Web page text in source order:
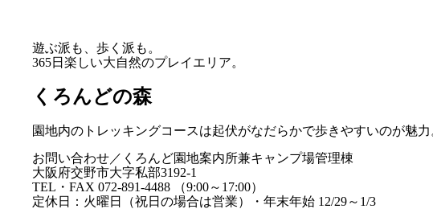
遊ぶ派も、歩く派も。
365日楽しい大自然のプレイエリア。
くろんどの森
園地内のトレッキングコースは起伏がなだらかで歩きやすいのが魅
お問い合わせ／くろんど園地案内所兼キャンプ場管理棟
大阪府交野市大字私部3192-1
TEL・FAX 072-891-4488 （9:00～17:00）
定休日：火曜日（祝日の場合は営業）・年末年始 12/29～1/3